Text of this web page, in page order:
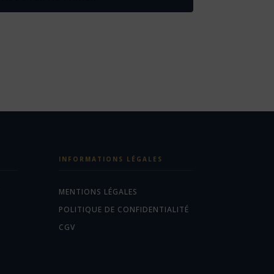
INFORMATIONS LÉGALES
MENTIONS LÉGALES
POLITIQUE DE CONFIDENTIALITÉ
CGV